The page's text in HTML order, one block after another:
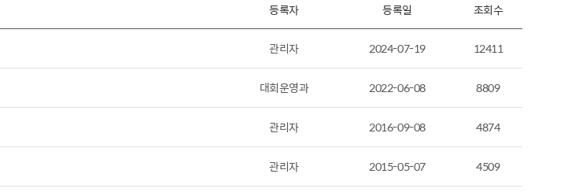
등록자 등록일 조회수
관리자 2024-07-19 12411
대회운영과 2022-06-08 8809
관리자 2016-09-08 4874
관리자 2015-05-07 4509